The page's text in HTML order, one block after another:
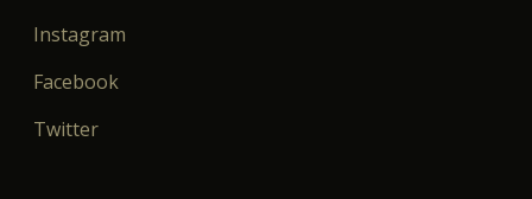
Instagram
Facebook
Twitter